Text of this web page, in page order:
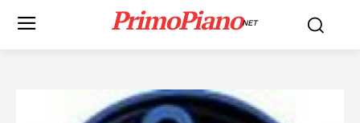
PrimoPianoNET